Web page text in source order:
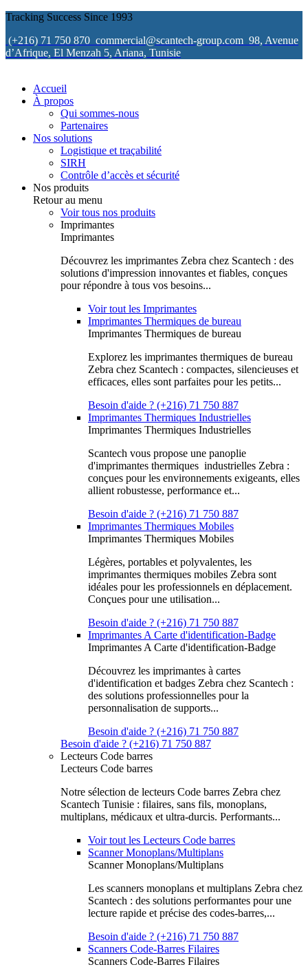
Tracking Success Since 1993
(+216) 71 750 870 commercial@scantech-group.com 98, Avenue
d’Afrique, El Menzah 5, Ariana, Tunisie
Accueil
À propos
Qui sommes-nous
Partenaires
Nos solutions
Logistique et traçabilité
SIRH
Contrôle d’accès et sécurité
Nos produits
Retour au menu
Voir tous nos produits
Imprimantes
Imprimantes
Découvrez les imprimantes Zebra chez Scantech : des
solutions d'impression innovantes et fiables, conçues
pour répondre à tous vos besoins...
Voir tout les Imprimantes
Imprimantes Thermiques de bureau
Imprimantes Thermiques de bureau
Explorez les imprimantes thermiques de bureau
Zebra chez Scantech : compactes, silencieuses et
efficaces, elles sont parfaites pour les petits...
Besoin d'aide ? (+216) 71 750 887
Imprimantes Thermiques Industrielles
Imprimantes Thermiques Industrielles
Scantech vous propose une panoplie
d'imprimantes thermiques industrielles Zebra :
conçues pour les environnements exigeants, elles
allient robustesse, performance et...
Besoin d'aide ? (+216) 71 750 887
Imprimantes Thermiques Mobiles
Imprimantes Thermiques Mobiles
Légères, portables et polyvalentes, les
imprimantes thermiques mobiles Zebra sont
idéales pour les professionnels en déplacement.
Conçues pour une utilisation...
Besoin d'aide ? (+216) 71 750 887
Imprimantes A Carte d'identification-Badge
Imprimantes A Carte d'identification-Badge
Découvrez les imprimantes à cartes
d'identification et badges Zebra chez Scantech :
des solutions professionnelles pour la
personnalisation de supports...
Besoin d'aide ? (+216) 71 750 887
Besoin d'aide ? (+216) 71 750 887
Lecteurs Code barres
Lecteurs Code barres
Notre sélection de lecteurs Code barres Zebra chez
Scantech Tunisie : filaires, sans fils, monoplans,
multiplans, médicaux et ultra-durcis. Performants...
Voir tout les Lecteurs Code barres
Scanner Monoplans/Multiplans
Scanner Monoplans/Multiplans
Les scanners monoplans et multiplans Zebra chez
Scantech : des solutions performantes pour une
lecture rapide et précise des codes-barres,...
Besoin d'aide ? (+216) 71 750 887
Scanners Code-Barres Filaires
Scanners Code-Barres Filaires